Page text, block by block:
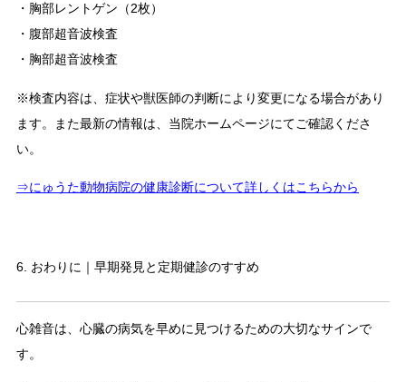
・胸部レントゲン（2枚）
・腹部超音波検査
・胸部超音波検査
※検査内容は、症状や獣医師の判断により変更になる場合があり
ます。また最新の情報は、当院ホームページにてご確認くださ
い。
⇒にゅうた動物病院の健康診断について詳しくはこちらから
6. おわりに｜早期発見と定期健診のすすめ
心雑音は、心臓の病気を早めに見つけるための大切なサインで
す。